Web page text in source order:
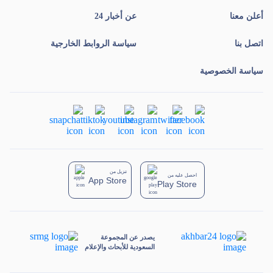
يصدر عن المجموعة
السعودية للأبحاث والإعلام
أعلن معنا عن أخبار 24
اتصل بنا سياسة الروابط الخارجية
سياسة الخصوصية
تنزيل من
App Store
احصل عليه من
Play Store